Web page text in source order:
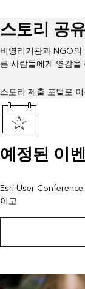
스토리 공유
비영리기관과 NGO
른 사람들에게 영감을
스토리 제출 포털로
예정된 이
Esri User
이고